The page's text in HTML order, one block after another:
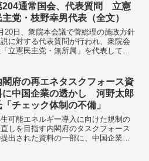
204通常国会、代表質問 立憲
主党・枝野幸男代表（全文）
20日、衆院本会議で菅総理の施政方針
に対する代表質問が行われ、衆院会
立憲民主党・無所属」を代表して枝
な危機にあることを踏まえ、感染症
を中心にテーマを絞り、政府の対策
だすとともに、立憲民主党の解決策
示した。
閣府の再エネタスクフォース資
に中国企業の透かし 河野太郎
「チェック体制の不備」
可能エネルギー導入に向けた規制の
直しを目指す内閣府のタスクフォース
出された資料の一部に、中国企業の